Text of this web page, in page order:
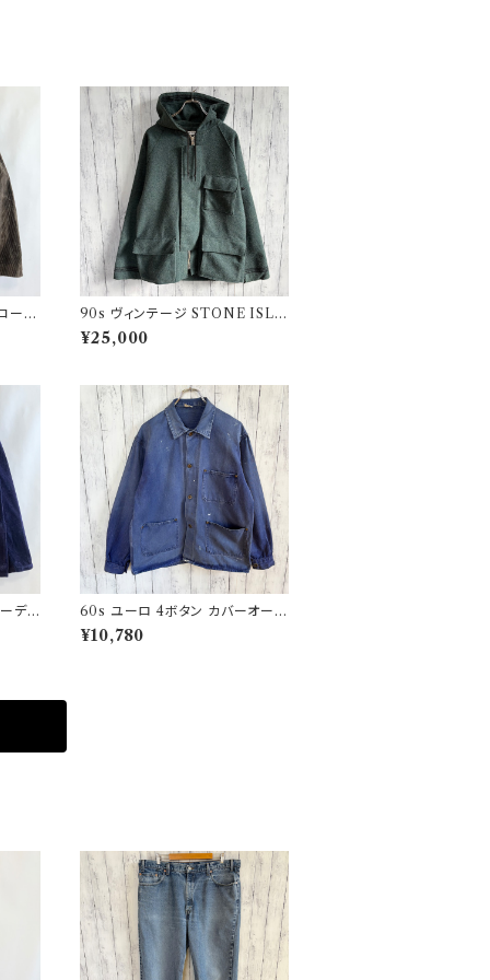
ーデ
ァ
90s ヴィンテージ STONE ISLA
ND ウールジャケット ストーンア
イランド グリーンエッジ
¥25,000
デュ
60s ユーロ 4ボタン カバーオール
ワークジャケット 月桂樹ボタン ヴ
ィンテージ
¥10,780